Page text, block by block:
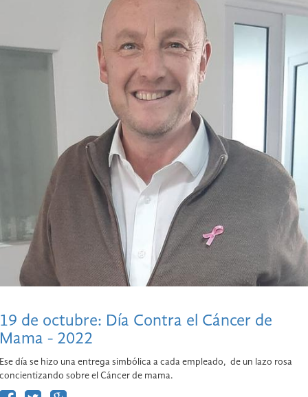
19 de octubre: Día Contra el Cáncer de
Mama - 2022
Ese día se hizo una entrega simbólica a cada empleado, de un lazo rosa
concientizando sobre el Cáncer de mama.